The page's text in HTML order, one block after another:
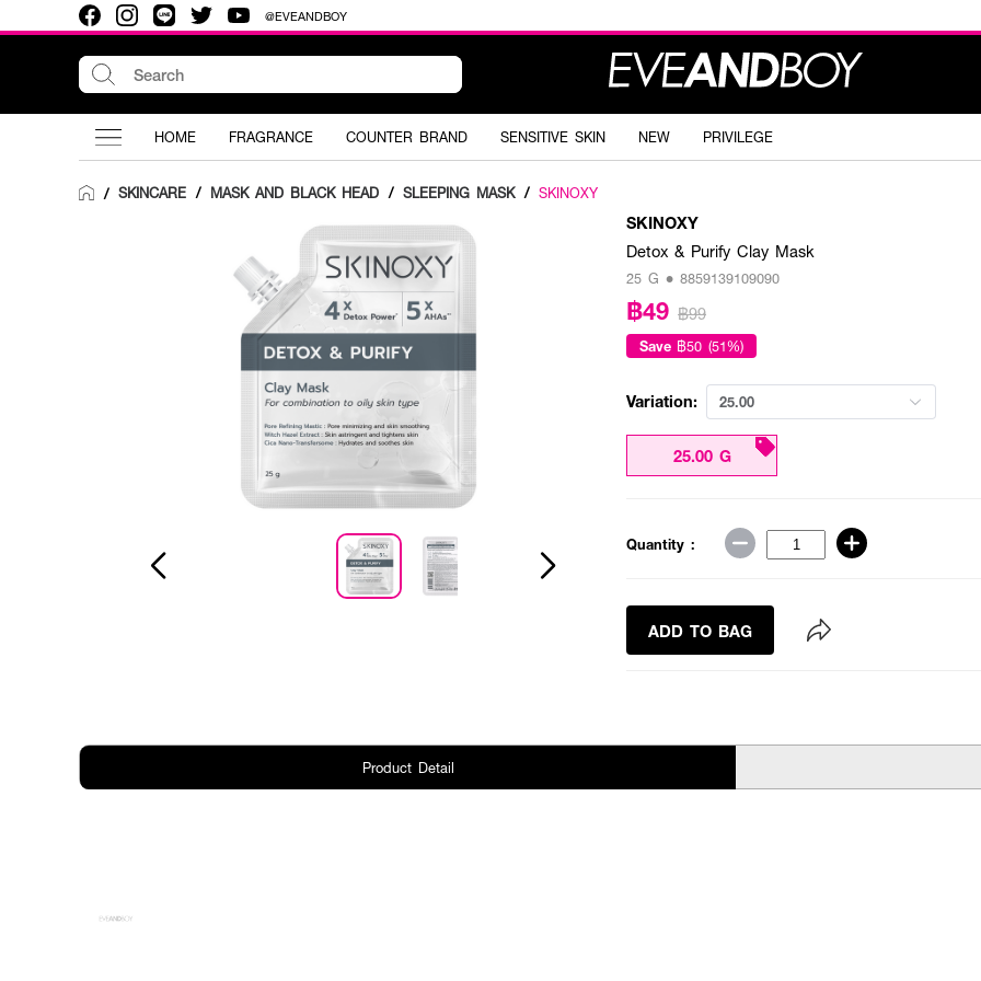
@EVEANDBOY
HOME FRAGRANCE COUNTER BRAND SENSITIVE SKIN NEW PRIVILEGE
/ SKINCARE / MASK AND BLACK HEAD / SLEEPING MASK / SKINOXY
SKINOXY
Detox & Purify Clay Mask
25 G • 8859139109090
฿49 ฿99
Save ฿50 (51%)
Variation: 25.00
25.00 G
Quantity :
ADD TO BAG
Product Detail